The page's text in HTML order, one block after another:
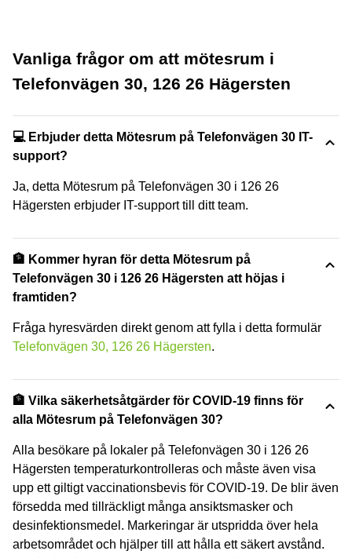
Vanliga frågor om att mötesrum i
Telefonvägen 30, 126 26 Hägersten
💻 Erbjuder detta Mötesrum på Telefonvägen 30 IT-
support?
Ja, detta Mötesrum på Telefonvägen 30 i 126 26
Hägersten erbjuder IT-support till ditt team.
🏦 Kommer hyran för detta Mötesrum på
Telefonvägen 30 i 126 26 Hägersten att höjas i
framtiden?
Fråga hyresvärden direkt genom att fylla i detta formulär
Telefonvägen 30, 126 26 Hägersten.
🏦 Vilka säkerhetsåtgärder för COVID-19 finns för
alla Mötesrum på Telefonvägen 30?
Alla besökare på lokaler på Telefonvägen 30 i 126 26
Hägersten temperaturkontrolleras och måste även visa
upp ett giltigt vaccinationsbevis för COVID-19. De blir även
försedda med tillräckligt många ansiktsmasker och
desinfektionsmedel. Markeringar är utspridda över hela
arbetsområdet och hjälper till att hålla ett säkert avstånd.